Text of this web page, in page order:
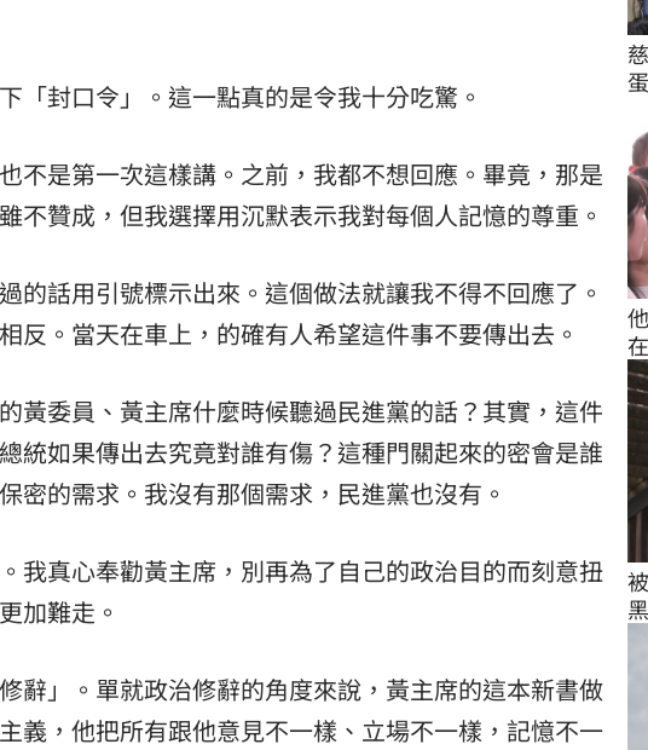
「封口令」。這一點真的是令我十分吃驚。
不是第一次這樣講。之前，我都不想回應。畢竟，那是
不贊成，但我選擇用沉默表示我對每個人記憶的尊重。
的話用引號標示出來。這個做法就讓我不得不回應了。
反。當天在車上，的確有人希望這件事不要傳出去。
黃委員、黃主席什麼時候聽過民進黨的話？其實，這件
統如果傳出去究竟對誰有傷？這種門關起來的密會是誰
密的需求。我沒有那個需求，民進黨也沒有。
我真心奉勸黃主席，別再為了自己的政治目的而刻意扭
加難走。
辭」。單就政治修辭的角度來說，黃主席的這本新書做
義，他把所有跟他意見不一樣、立場不一樣，記憶不一
蛋